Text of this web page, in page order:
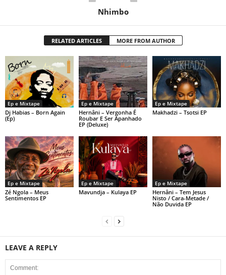
Nhimbo
RELATED ARTICLES MORE FROM AUTHOR
Ep e Mixtape
Dj Habias – Born Again
(Ep)
Ep e Mixtape
Hernâni – Vergonha É
Roubar E Ser Apanhado
EP (Deluxe)
Ep e Mixtape
Makhadzi – Tsotsi EP
Ep e Mixtape
Zé Ngola – Meus
Sentimentos EP
Ep e Mixtape
Mavundja – Kulaya EP
Ep e Mixtape
Hernâni – Tem Jesus
Nisto / Cara-Metade /
Não Duvida EP
LEAVE A REPLY